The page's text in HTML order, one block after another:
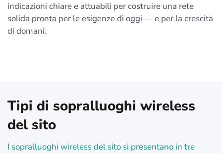
indicazioni chiare e attuabili per costruire una rete
solida pronta per le esigenze di oggi — e per la crescita
di domani.
Tipi di sopralluoghi wireless
del sito
I sopralluoghi wireless del sito si presentano in tre